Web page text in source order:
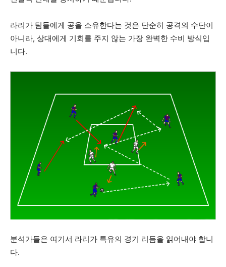
라리가 팀들에게 공을 소유한다는 것은 단순히 공격의 수단이
아니라, 상대에게 기회를 주지 않는 가장 완벽한 수비 방식입
니다.
분석가들은 여기서 라리가 특유의 경기 리듬을 읽어내야 합니
다.